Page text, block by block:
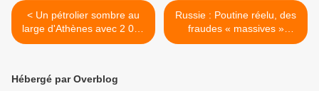
< Un pétrolier sombre au
large d'Athènes avec 2 000
tonnes de carburant
Russie : Poutine réelu, des
fraudes « massives »
dénoncées >
Hébergé par Overblog